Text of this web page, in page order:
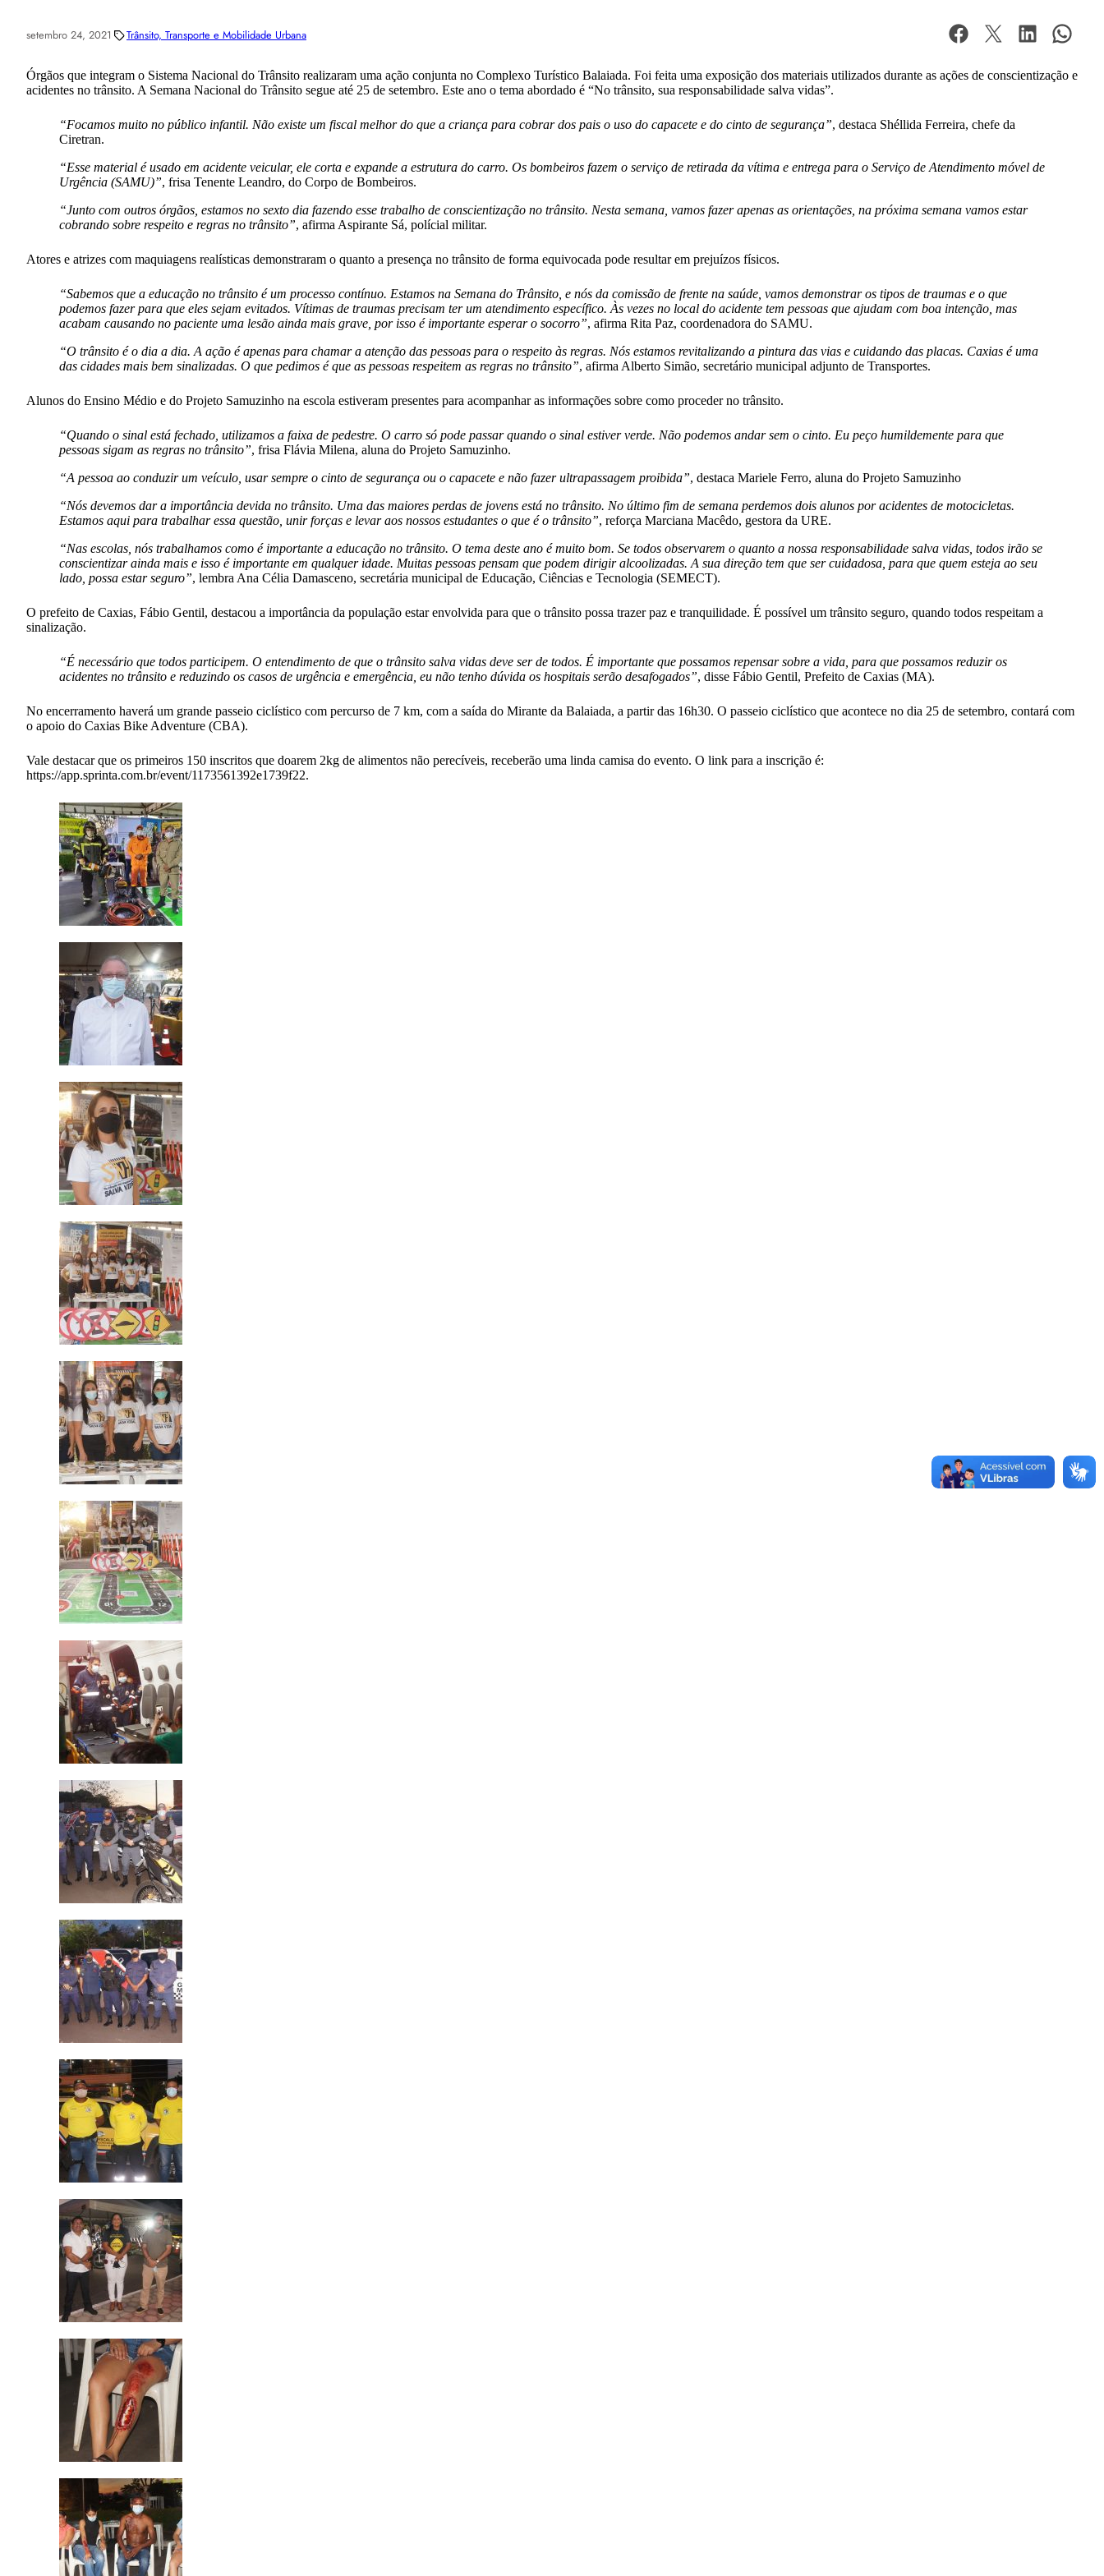
setembro 24, 2021 Trânsito, Transporte e Mobilidade Urbana
Órgãos que integram o Sistema Nacional do Trânsito realizaram uma ação conjunta no Complexo Turístico Balaiada. Foi feita uma exposição dos materiais utilizados durante as ações de conscientização e
acidentes no trânsito. A Semana Nacional do Trânsito segue até 25 de setembro. Este ano o tema abordado é “No trânsito, sua responsabilidade salva vidas”.
“Focamos muito no público infantil. Não existe um fiscal melhor do que a criança para cobrar dos pais o uso do capacete e do cinto de segurança”, destaca Shéllida Ferreira, chefe da
Ciretran.
“Esse material é usado em acidente veicular, ele corta e expande a estrutura do carro. Os bombeiros fazem o serviço de retirada da vítima e entrega para o Serviço de Atendimento móvel de
Urgência (SAMU)”, frisa Tenente Leandro, do Corpo de Bombeiros.
“Junto com outros órgãos, estamos no sexto dia fazendo esse trabalho de conscientização no trânsito. Nesta semana, vamos fazer apenas as orientações, na próxima semana vamos estar
cobrando sobre respeito e regras no trânsito”, afirma Aspirante Sá, polícial militar.
Atores e atrizes com maquiagens realísticas demonstraram o quanto a presença no trânsito de forma equivocada pode resultar em prejuízos físicos.
“Sabemos que a educação no trânsito é um processo contínuo. Estamos na Semana do Trânsito, e nós da comissão de frente na saúde, vamos demonstrar os tipos de traumas e o que
podemos fazer para que eles sejam evitados. Vítimas de traumas precisam ter um atendimento específico. Às vezes no local do acidente tem pessoas que ajudam com boa intenção, mas
acabam causando no paciente uma lesão ainda mais grave, por isso é importante esperar o socorro”, afirma Rita Paz, coordenadora do SAMU.
“O trânsito é o dia a dia. A ação é apenas para chamar a atenção das pessoas para o respeito às regras. Nós estamos revitalizando a pintura das vias e cuidando das placas. Caxias é uma
das cidades mais bem sinalizadas. O que pedimos é que as pessoas respeitem as regras no trânsito”, afirma Alberto Simão, secretário municipal adjunto de Transportes.
Alunos do Ensino Médio e do Projeto Samuzinho na escola estiveram presentes para acompanhar as informações sobre como proceder no trânsito.
“Quando o sinal está fechado, utilizamos a faixa de pedestre. O carro só pode passar quando o sinal estiver verde. Não podemos andar sem o cinto. Eu peço humildemente para que
pessoas sigam as regras no trânsito”, frisa Flávia Milena, aluna do Projeto Samuzinho.
“A pessoa ao conduzir um veículo, usar sempre o cinto de segurança ou o capacete e não fazer ultrapassagem proibida”, destaca Mariele Ferro, aluna do Projeto Samuzinho
“Nós devemos dar a importância devida no trânsito. Uma das maiores perdas de jovens está no trânsito. No último fim de semana perdemos dois alunos por acidentes de motocicletas.
Estamos aqui para trabalhar essa questão, unir forças e levar aos nossos estudantes o que é o trânsito”, reforça Marciana Macêdo, gestora da URE.
“Nas escolas, nós trabalhamos como é importante a educação no trânsito. O tema deste ano é muito bom. Se todos observarem o quanto a nossa responsabilidade salva vidas, todos irão se
conscientizar ainda mais e isso é importante em qualquer idade. Muitas pessoas pensam que podem dirigir alcoolizadas. A sua direção tem que ser cuidadosa, para que quem esteja ao seu
lado, possa estar seguro”, lembra Ana Célia Damasceno, secretária municipal de Educação, Ciências e Tecnologia (SEMECT).
O prefeito de Caxias, Fábio Gentil, destacou a importância da população estar envolvida para que o trânsito possa trazer paz e tranquilidade. É possível um trânsito seguro, quando todos respeitam a
sinalização.
“É necessário que todos participem. O entendimento de que o trânsito salva vidas deve ser de todos. É importante que possamos repensar sobre a vida, para que possamos reduzir os
acidentes no trânsito e reduzindo os casos de urgência e emergência, eu não tenho dúvida os hospitais serão desafogados”, disse Fábio Gentil, Prefeito de Caxias (MA).
No encerramento haverá um grande passeio ciclístico com percurso de 7 km, com a saída do Mirante da Balaiada, a partir das 16h30. O passeio ciclístico que acontece no dia 25 de setembro, contará com
o apoio do Caxias Bike Adventure (CBA).
Vale destacar que os primeiros 150 inscritos que doarem 2kg de alimentos não perecíveis, receberão uma linda camisa do evento. O link para a inscrição é:
https://app.sprinta.com.br/event/1173561392e1739f22.